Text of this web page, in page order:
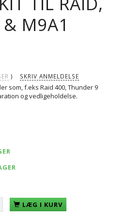
M9A1
SKRIV ANMELDELSE
som, f.eks Raid 400, Thunder 9
og vedligeholdelse.
LÆG I KURV